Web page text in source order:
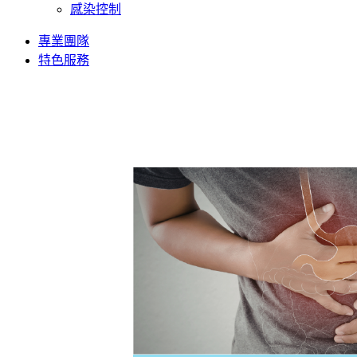
感染控制
專業團隊
特色服務